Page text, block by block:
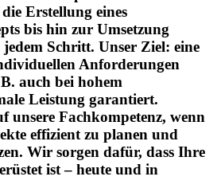
Erstellung eines
bis hin zur Umsetzung
Schritt. Unser Ziel: eine
Anforderungen
auch bei hohem
Leistung garantiert.
unsere Fachkompetenz, wenn
effizient zu planen und
Wir sorgen dafür, dass Ihre
ist – heute und in